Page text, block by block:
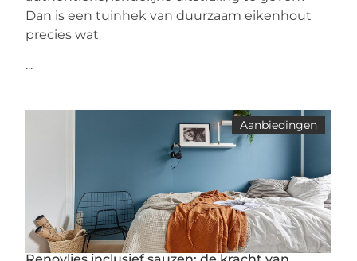
Dan is een tuinhek van duurzaam eikenhout
precies wat
...
Aanbiedingen